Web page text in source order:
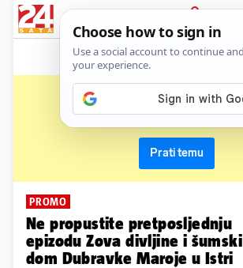
PRIJAVA
News
zov divljine
Prati temu
PROMO
Ne propustite pretposljednju
epizodu Zova divljine i šumski
dom Dubravke Maroje u Istri